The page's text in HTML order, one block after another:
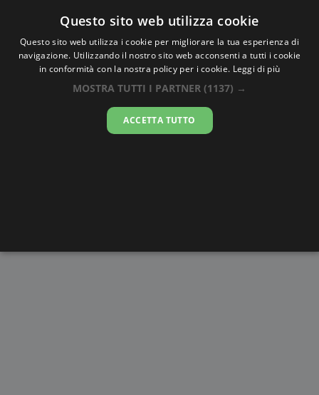
Oraesatta.co
Ora EsattaSt Lawrence
23:29:24
Questo sito web utilizza cookie
Questo sito web utilizza i cookie per migliorare la tua esperienza di
navigazione. Utilizzando il nostro sito web acconsenti a tutti i cookie
in conformità con la nostra policy per i cookie. Leggi di più
MOSTRA TUTTI I PARTNER (1137) →
ACCETTA TUTTO